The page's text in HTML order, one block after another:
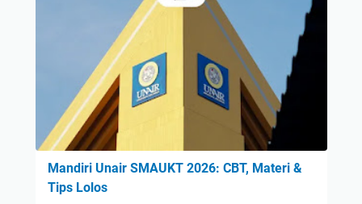
Mandiri Unair SMAUKT 2026: CBT, Materi &
Tips Lolos